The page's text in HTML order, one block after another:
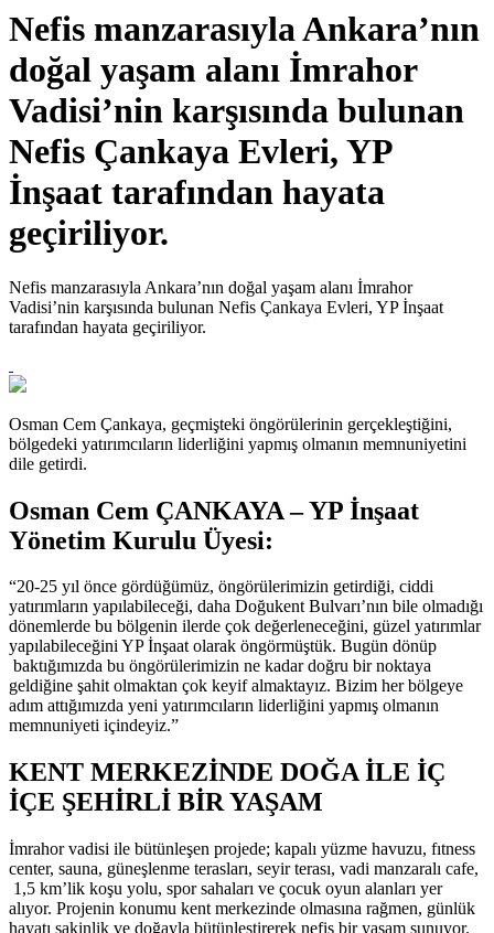
Nefis manzarasıyla Ankara’nın
doğal yaşam alanı İmrahor
Vadisi’nin karşısında bulunan
Nefis Çankaya Evleri, YP
İnşaat tarafından hayata
geçiriliyor.
Nefis manzarasıyla Ankara’nın doğal yaşam alanı İmrahor
Vadisi’nin karşısında bulunan Nefis Çankaya Evleri, YP İnşaat
tarafından hayata geçiriliyor.
Osman Cem Çankaya, geçmişteki öngörülerinin gerçekleştiğini,
bölgedeki yatırımcıların liderliğini yapmış olmanın memnuniyetini
dile getirdi.
Osman Cem ÇANKAYA – YP İnşaat
Yönetim Kurulu Üyesi:
“20-25 yıl önce gördüğümüz, öngörülerimizin getirdiği, ciddi
yatırımların yapılabileceği, daha Doğukent Bulvarı’nın bile olmadığı
dönemlerde bu bölgenin ilerde çok değerleneceğini, güzel yatırımlar
yapılabileceğini YP İnşaat olarak öngörmüştük. Bugün dönüp
baktığımızda bu öngörülerimizin ne kadar doğru bir noktaya
geldiğine şahit olmaktan çok keyif almaktayız. Bizim her bölgeye
adım attığımızda yeni yatırımcıların liderliğini yapmış olmanın
memnuniyeti içindeyiz.”
KENT MERKEZİNDE DOĞA İLE İÇ
İÇE ŞEHİRLİ BİR YAŞAM
İmrahor vadisi ile bütünleşen projede; kapalı yüzme havuzu, fıtness
center, sauna, güneşlenme terasları, seyir terası, vadi manzaralı cafe,
1,5 km’lik koşu yolu, spor sahaları ve çocuk oyun alanları yer
alıyor. Projenin konumu kent merkezinde olmasına rağmen, günlük
hayatı sakinlik ve doğayla bütünleştirerek nefis bir yaşam sunuyor.